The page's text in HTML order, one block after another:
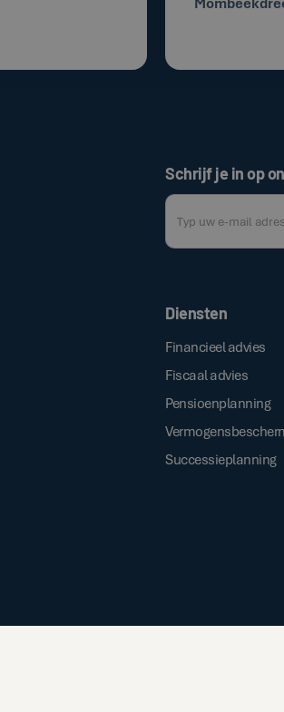
Schrijf je in op
Diensten
Financieel advies
Fiscaal advies
Pensioenplanning
Successieplanning